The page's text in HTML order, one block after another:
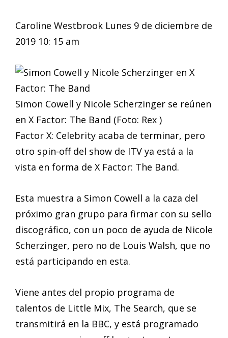
Caroline Westbrook Lunes 9 de diciembre de
2019 10: 15 am
Simon Cowell y Nicole Scherzinger se reúnen
en X Factor: The Band (Foto: Rex )
Factor X: Celebrity acaba de terminar, pero
otro spin-off del show de ITV ya está a la
vista en forma de X Factor: The Band.
Esta muestra a Simon Cowell a la caza del
próximo gran grupo para firmar con su sello
discográfico, con un poco de ayuda de Nicole
Scherzinger, pero no de Louis Walsh, que no
está participando en esta.
Viene antes del propio programa de
talentos de Little Mix, The Search, que se
transmitirá en la BBC, y está programado